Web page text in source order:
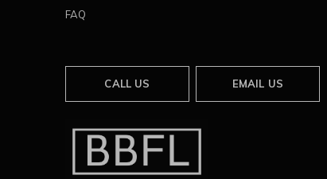
FAQ
CALL US EMAIL US